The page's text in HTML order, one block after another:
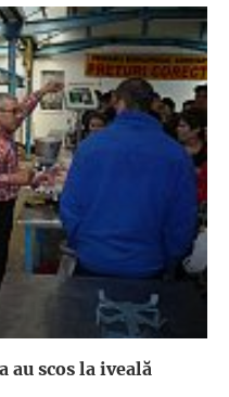
au scos la iveală